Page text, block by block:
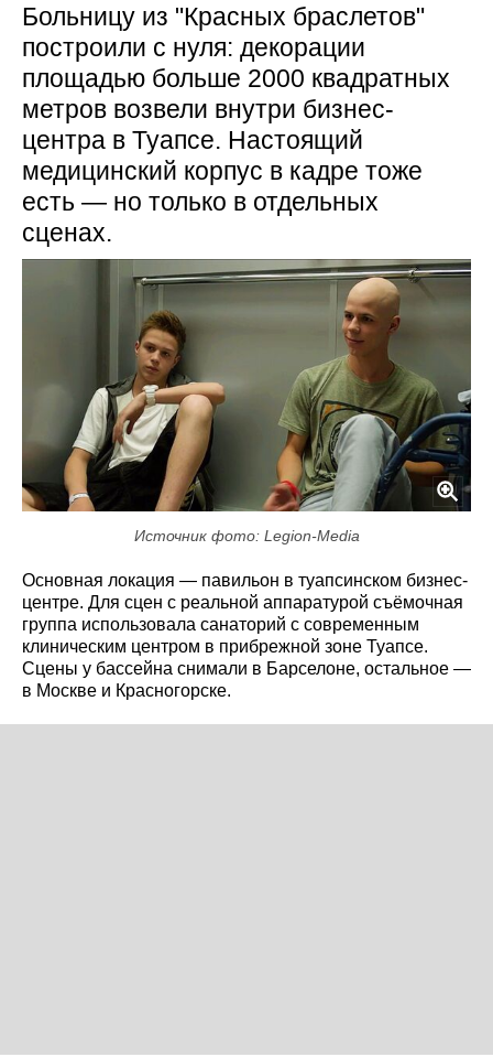
Больницу из "Красных браслетов"
построили с нуля: декорации
площадью больше 2000 квадратных
метров возвели внутри бизнес-
центра в Туапсе. Настоящий
медицинский корпус в кадре тоже
есть — но только в отдельных
сценах.
Источник фото: Legion-Media
Основная локация — павильон в туапсинском бизнес-
центре. Для сцен с реальной аппаратурой съёмочная
группа использовала санаторий с современным
клиническим центром в прибрежной зоне Туапсе.
Сцены у бассейна снимали в Барселоне, остальное —
в Москве и Красногорске.